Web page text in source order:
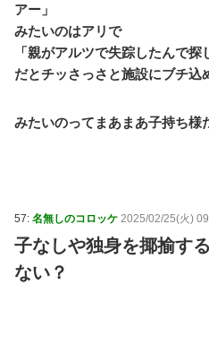
アー」
みたいのはアリで
「親がアルツで失踪したんで探
だとチッさっさと施設にブチ込
みたいのってまあまあ子持ち様
57: 名無しのコロッケ 2025/02/25(火)
子なしや独身を揶揄す
ない？